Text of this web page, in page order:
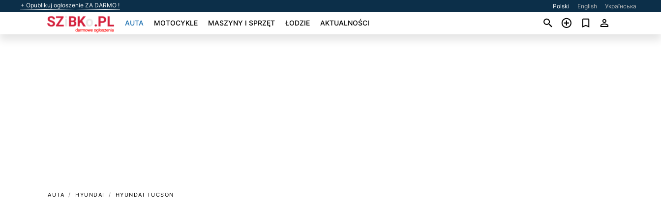
+ Opublikuj ogłoszenie ZA DARMO ! Polski English Українська
AUTA MOTOCYKLE MASZYNY I SPRZĘT ŁODZIE AKTUALNOŚCI
AUTA HYUNDAI HYUNDAI TUCSON